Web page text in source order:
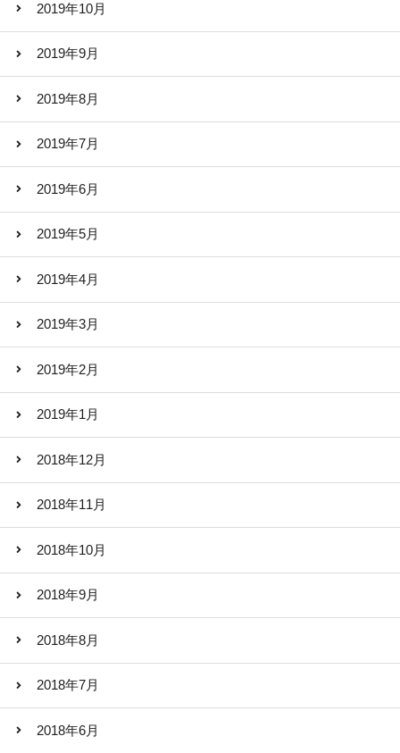
2019年10月
2019年9月
2019年8月
2019年7月
2019年6月
2019年5月
2019年4月
2019年3月
2019年2月
2019年1月
2018年12月
2018年11月
2018年10月
2018年9月
2018年8月
2018年7月
2018年6月